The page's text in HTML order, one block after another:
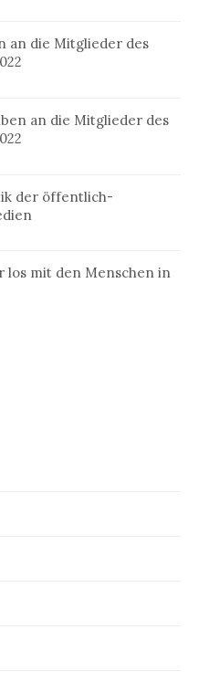
an die Mitglieder des
an die Mitglieder des
der öffentlich-
los mit den Menschen in